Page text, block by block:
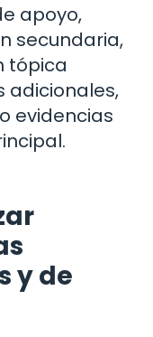
apoyo,
secundaria,
tópica
adicionales,
evidencias
y de